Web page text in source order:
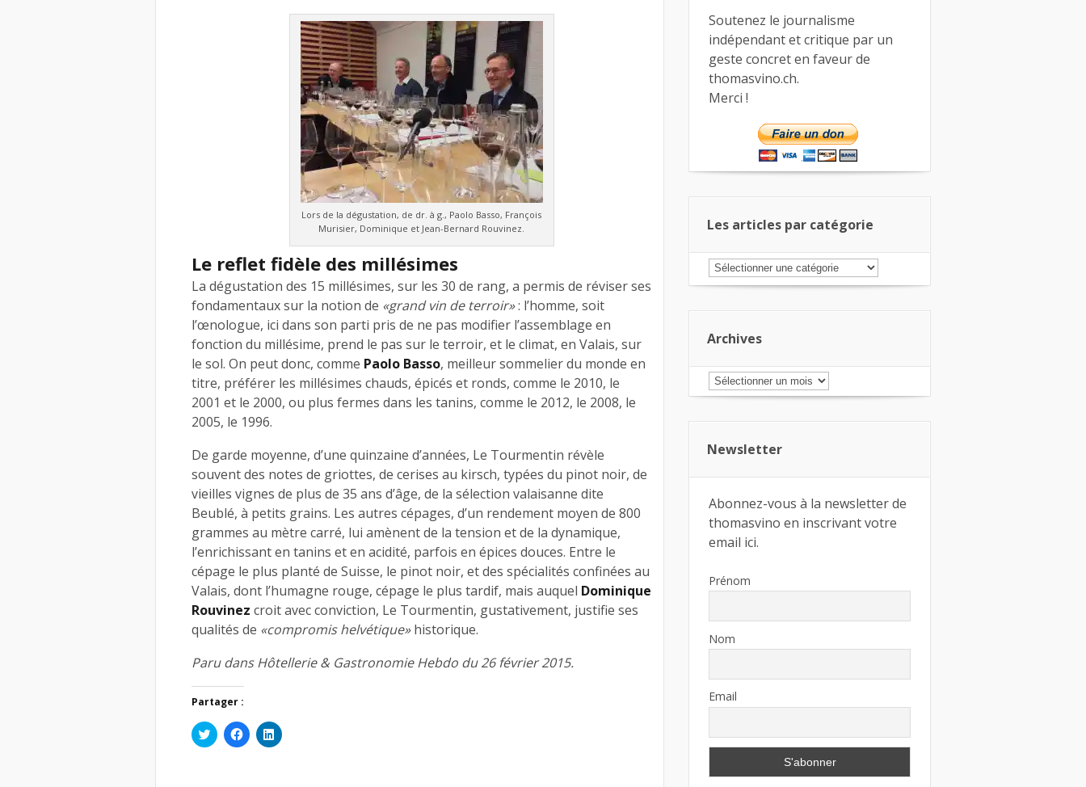
Lors de la dégustation, de dr. à g., Paolo Basso, François
Murisier, Dominique et Jean-Bernard Rouvinez.
Le reflet fidèle des millésimes
La dégustation des 15 millésimes, sur les 30 de rang, a permis de réviser ses
fondamentaux sur la notion de «grand vin de terroir»: l’homme, soit
l’œnologue, ici dans son parti pris de ne pas modifier l’assemblage en
fonction du millésime, prend le pas sur le terroir, et le climat, en Valais, sur
le sol. On peut donc, comme Paolo Basso, meilleur sommelier du monde en
titre, préférer les millésimes chauds, épicés et ronds, comme le 2010, le
2001 et le 2000, ou plus fermes dans les tanins, comme le 2012, le 2008, le
2005, le 1996.
De garde moyenne, d’une quinzaine d’années, Le Tourmentin révèle
souvent des notes de griottes, de cerises au kirsch, typées du pinot noir, de
vieilles vignes de plus de 35 ans d’âge, de la sélection valaisanne dite
Beublé, à petits grains. Les autres cépages, d’un rendement moyen de 800
grammes au mètre carré, lui amènent de la tension et de la dynamique,
l’enrichissant en tanins et en acidité, parfois en épices douces. Entre le
cépage le plus planté de Suisse, le pinot noir, et des spécialités confinées au
Valais, dont l’humagne rouge, cépage le plus tardif, mais auquel Dominique
Rouvinez croit avec conviction, Le Tourmentin, gustativement, justifie ses
qualités de «compromis helvétique»historique.
Paru dans Hôtellerie & Gastronomie Hebdo du 26 février 2015.
Partager :
Cliquez
pour
Cliquez
pour
Cliquez
pour
Soutenez le journalisme
indépendant et critique par un
geste concret en faveur de
thomasvino.ch.
Merci !
Les articles par catégorie
Les
articles
Archives
Archives
Newsletter
Abonnez-vous à la newsletter de
thomasvino en inscrivant votre
email ici.
Prénom
Nom
Email